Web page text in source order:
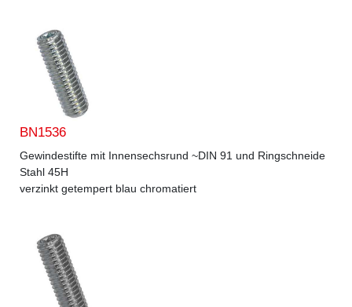
BN1536
Gewindestifte mit Innensechsrund ~DIN 91 und Ringschneide
Stahl 45H
verzinkt getempert blau chromatiert